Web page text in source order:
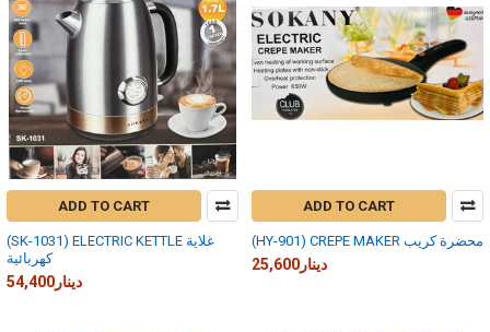
ADD TO CART
(SK-1031) ELECTRIC KETTLE غلاية
كهربائية
54,400دينار
ADD TO CART
(HY-901) CREPE MAKER محضرة كريب
25,600دينار